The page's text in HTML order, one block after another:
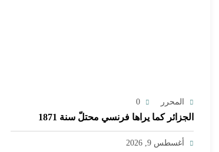
المحرر 0
الجزائر كما يراها فرنسي محتلّ سنة 1871
أغسطس 9, 2026